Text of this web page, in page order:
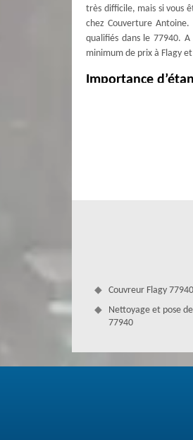
très difficile, mais si vous
chez Couverture
qualifiés dans le 77940.
minimum de prix à Flagy
Importance
Un démoussage
Il faut bien entretenir
nettoyage. L'utilisation
nettoyage toiture, il faut
Couvreur Flagy 77940
Nettoyage et pose
77940